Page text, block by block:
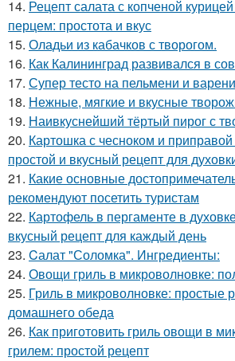
14. Рецепт салата с копченой
перцем: простота и вкус
15. Оладьи из кабачков с творогом.
16. Как Калининград развивался в
17. Супер тесто на пельмени и
18. Нежные, мягкие и вкусные
19. Наивкуснейший тёртый пирог с
20. Картошка с чесноком и
простой и вкусный рецепт для
21. Какие основные
рекомендуют посетить туристам
22. Картофель в пергаменте в
вкусный рецепт для каждый день
23. Cалат "Соломка". Ингредиенты:
24. Овощи гриль в микроволновке:
25. Гриль в микроволновке: простые
домашнего обеда
26. Как приготовить гриль овощи в
грилем: простой рецепт